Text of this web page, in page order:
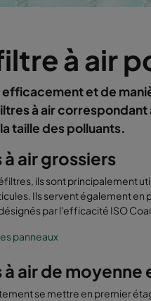
à air
et de
à air
taille des polluants.
air grossiers
ils sont principalement
Ils servent également
par l'efficacité ISO
panneaux
à air de
se mettre en premier